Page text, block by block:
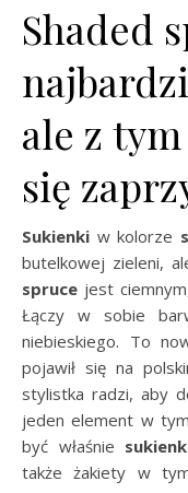
Shaded
ale z
się
Sukienki w kolorze
butelkowej zieleni,
spruce jest
Łączy w sobie
niebieskiego. To
pojawił się na
stylistka radzi, aby
jeden element w
być właśnie
także żakiety w